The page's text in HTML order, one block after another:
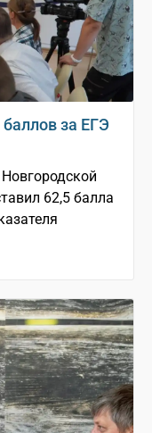
за ЕГЭ
62,5 балла